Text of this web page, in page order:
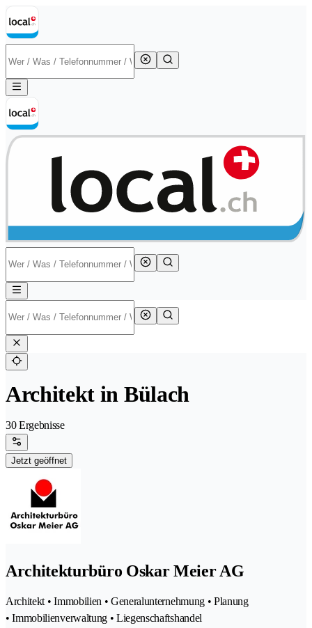
Architekt in Bülach
30 Ergebnisse
Jetzt geöffnet
Architekturbüro Oskar Meier AG
Architekt • Immobilien • Generalunternehmung • Planung
• Immobilienverwaltung • Liegenschaftshandel